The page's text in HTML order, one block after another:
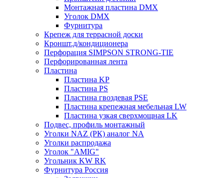
Монтажная пластина DMX
Уголок DMX
Фурнитура
Крепеж для террасной доски
Кроншт.д/кондиционера
Перфорация SIMPSON STRONG-TIE
Перфорированная лента
Пластина
Пластина KP
Пластина PS
Пластина гвоздевая PSE
Пластина крепежная мебельная LW
Пластина узкая сверхмощная LK
Подвес, профиль монтажный
Уголки NAZ (РК) аналог NA
Уголки распродажа
Уголок "AMIG"
Угольник KW RK
Фурнитура Россия